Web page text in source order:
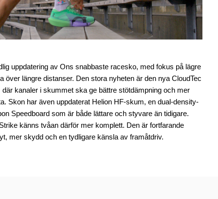
uppdatering av Ons snabbaste racesko, med fokus på lägre
över längre distanser. Den stora nyheten är den nya CloudTec
kanaler i skummet ska ge bättre stötdämpning och mer
Skon har även uppdaterat Helion HF-skum, en dual-density-
Speedboard som är både lättare och styvare än tidigare.
känns tvåan därför mer komplett. Den är fortfarande
mer skydd och en tydligare känsla av framåtdriv.